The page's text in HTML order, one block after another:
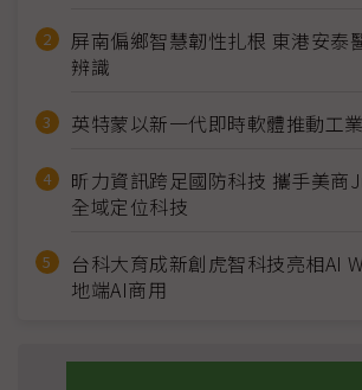
屏南偏鄉智慧韌性扎根 東港安泰
辨識
英特蒙以新一代即時軟體推動工
昕力資訊跨足國防科技 攜手美商
全域定位科技
台科大育成新創虎智科技亮相AI
地端AI商用